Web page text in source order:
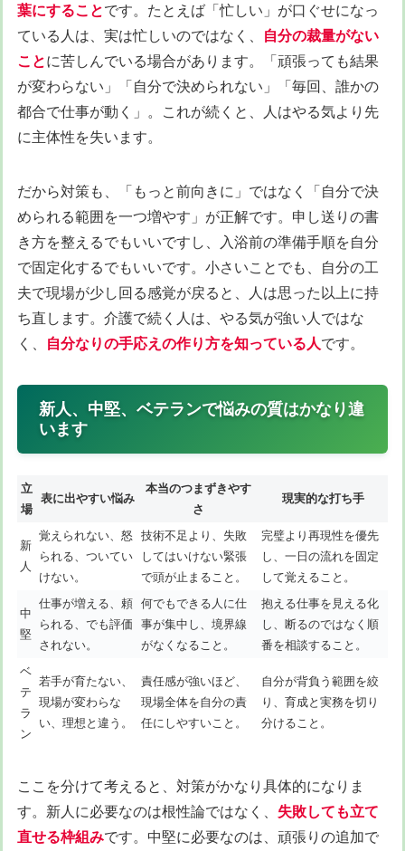
葉にすることです。たとえば「忙しい」が口ぐせになっ
ている人は、実は忙しいのではなく、 自分の裁量がない
ことに苦しんでいる場合があります。「頑張っても結果
が変わらない」「自分で決められない」「毎回、誰かの
都合で仕事が動く」。これが続くと、人はやる気より先
に主体性を失います。
だから対策も、「もっと前向きに」ではなく「自分で決
められる範囲を一つ増やす」が正解です。申し送りの書
き方を整えるでもいいですし、入浴前の準備手順を自分
で固定化するでもいいです。小さいことでも、自分の工
夫で現場が少し回る感覚が戻ると、人は思った以上に持
ち直します。介護で続く人は、やる気が強い人ではな
く、 自分なりの手応えの作り方を知っている人です。
新人、中堅、ベテランで悩みの質はかなり違
います
立
場
表に出やすい悩み
本当のつまずきやす
さ
現実的な打ち手
新
人
覚えられない、怒
られる、ついてい
けない。
技術不足より、失敗
してはいけない緊張
で頭が止まること。
完璧より再現性を優先
し、一日の流れを固定
して覚えること。
中
堅
仕事が増える、頼
られる、でも評価
されない。
何でもできる人に仕
事が集中し、境界線
がなくなること。
抱える仕事を見える化
し、断るのではなく順
番を相談すること。
ベ
テ
ラ
ン
若手が育たない、
現場が変わらな
い、理想と違う。
責任感が強いほど、
現場全体を自分の責
任にしやすいこと。
自分が背負う範囲を絞
り、育成と実務を切り
分けること。
ここを分けて考えると、対策がかなり具体的になりま
す。新人に必要なのは根性論ではなく、 失敗しても立て
直せる枠組みです。中堅に必要なのは、頑張りの追加で